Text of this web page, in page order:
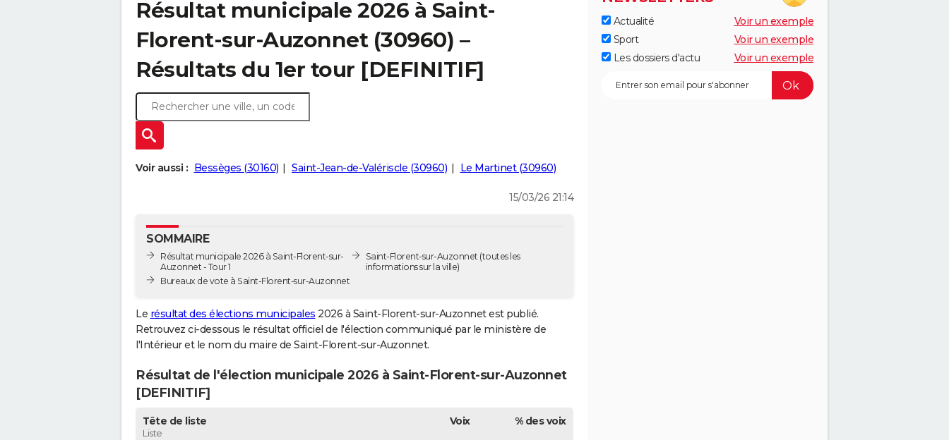
Résultat municipale 2026 à Saint-
Florent-sur-Auzonnet (30960) –
Résultats du 1er tour [DEFINITIF]
Voir aussi : Bessèges (30160) Saint-Jean-de-Valériscle (30960) Le Martinet (30960)
15/03/26 21:14
SOMMAIRE
Résultat municipale 2026 à Saint-Florent-sur-
Auzonnet - Tour 1
Bureaux de vote à Saint-Florent-sur-Auzonnet
Saint-Florent-sur-Auzonnet (toutes les
informations sur la ville)
Le résultat des élections municipales 2026 à Saint-Florent-sur-Auzonnet est publié.
Retrouvez ci-dessous le résultat officiel de l'élection communiqué par le ministère de
l'Intérieur et le nom du maire de Saint-Florent-sur-Auzonnet.
Résultat de l'élection municipale 2026 à Saint-Florent-sur-Auzonnet
[DEFINITIF]
Tête de liste
Liste
Voix % des voix
Actualité
Voir un exemple
Sport
Voir un exemple
Les dossiers d'actu
Voir un exemple